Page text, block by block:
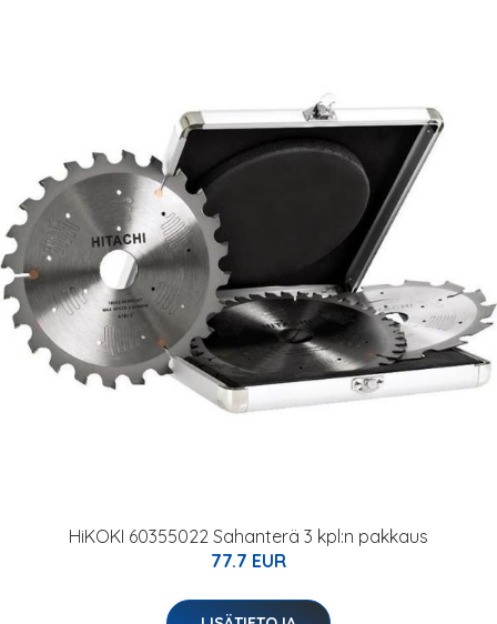
HiKOKI 60355022 Sahanterä 3 kpl:n pakkaus
77.7 EUR